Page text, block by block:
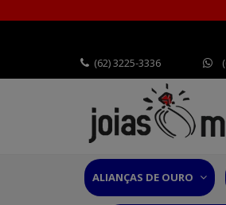
(62) 3225-3336
ALIANÇAS DE OURO